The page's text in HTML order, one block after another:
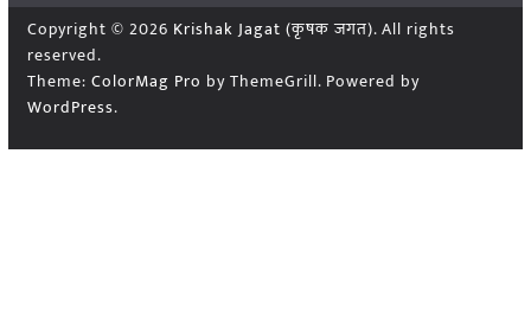
Copyright © 2026 Krishak Jagat (कृषक जगत). All rights
reserved.
Theme: ColorMag Pro by ThemeGrill. Powered by
WordPress.